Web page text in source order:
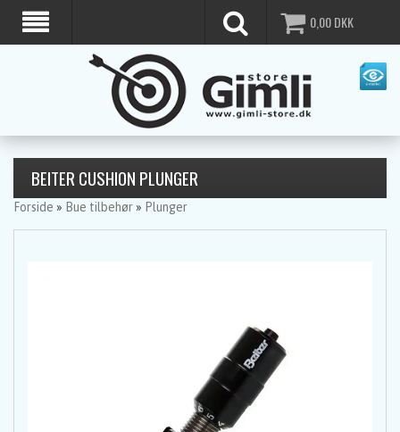
0,00DKK
BEITER CUSHION PLUNGER
Forside » Bue tilbehør » Plunger